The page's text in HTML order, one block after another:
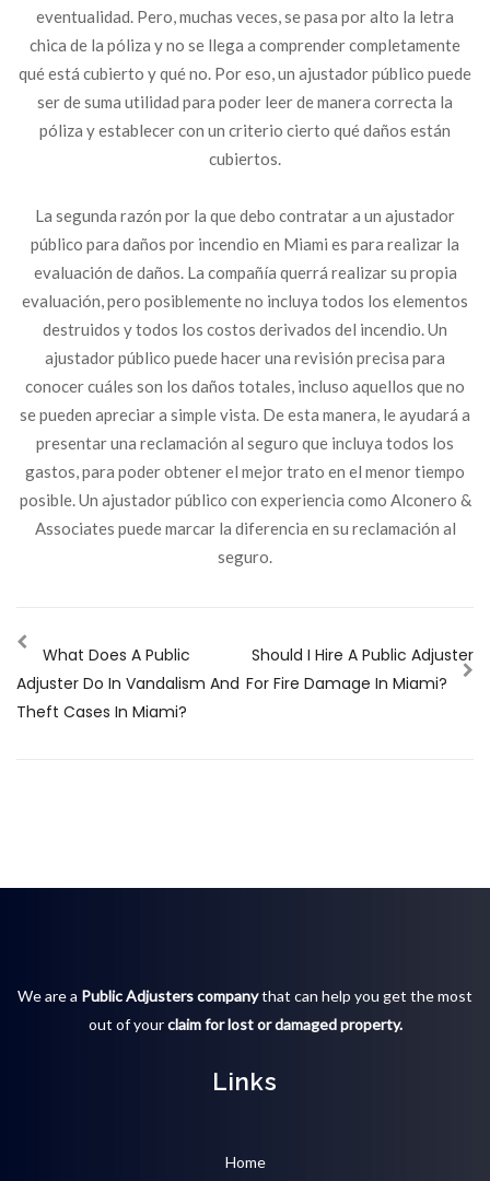
eventualidad. Pero, muchas veces, se pasa por alto la letra
chica de la póliza y no se llega a comprender completamente
qué está cubierto y qué no. Por eso, un ajustador público puede
ser de suma utilidad para poder leer de manera correcta la
póliza y establecer con un criterio cierto qué daños están
cubiertos.
La segunda razón por la que debo contratar a un ajustador
público para daños por incendio en Miami es para realizar la
evaluación de daños. La compañía querrá realizar su propia
evaluación, pero posiblemente no incluya todos los elementos
destruidos y todos los costos derivados del incendio. Un
ajustador público puede hacer una revisión precisa para
conocer cuáles son los daños totales, incluso aquellos que no
se pueden apreciar a simple vista. De esta manera, le ayudará a
presentar una reclamación al seguro que incluya todos los
gastos, para poder obtener el mejor trato en el menor tiempo
posible. Un ajustador público con experiencia como Alconero &
Associates puede marcar la diferencia en su reclamación al
seguro.
What Does A Public
Adjuster Do In Vandalism And
Theft Cases In Miami?
Should I Hire A Public Adjuster
For Fire Damage In Miami?
We are a Public Adjusters companythat can help you get the most
out of yourclaim for lost or damaged property.
Links
Home